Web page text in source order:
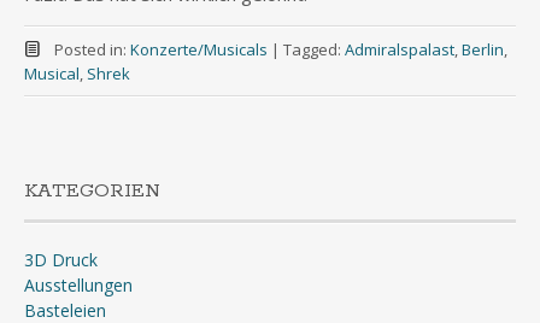
Posted in: Konzerte/Musicals | Tagged: Admiralspalast,Berlin,
Musical, Shrek
KATEGORIEN
3D Druck
Ausstellungen
Basteleien